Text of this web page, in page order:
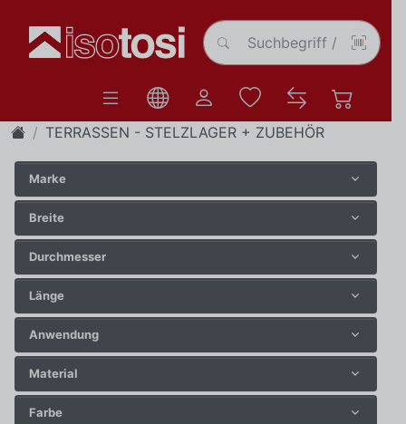
TERRASSEN - STELZLAGER + ZUBEHÖR
Marke
Breite
Durchmesser
Länge
Anwendung
Material
Farbe